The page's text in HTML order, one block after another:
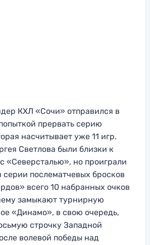
КХЛ «Сочи» отправился в
прервать серию
насчитывает уже 11 игр.
Светлова были близки к
«Северсталью», но проиграли
серии послематчевых бросков
всего 10 набранных очков
замыкают турнирную
«Динамо», в свою очередь,
строчку Западной
волевой победы над